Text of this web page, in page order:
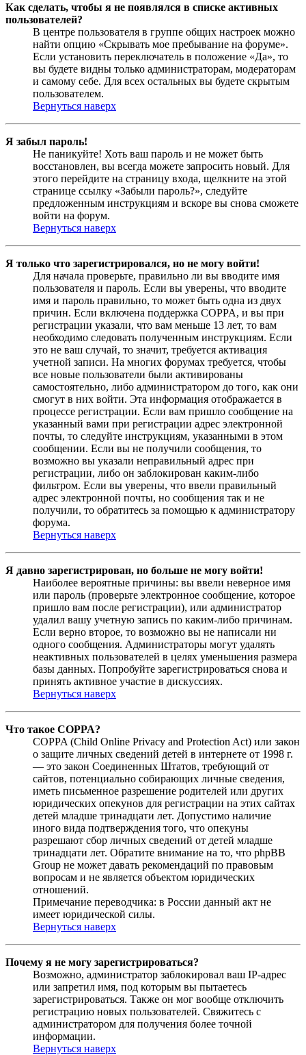
Как сделать, чтобы я не появлялся в списке активных
пользователей?
В центре пользователя в группе общих настроек можно
найти опцию «Скрывать мое пребывание на форуме».
Если установить переключатель в положение «Да», то
вы будете видны только администраторам, модераторам
и самому себе. Для всех остальных вы будете скрытым
пользователем.
Вернуться наверх
Я забыл пароль!
Не паникуйте! Хоть ваш пароль и не может быть
восстановлен, вы всегда можете запросить новый. Для
этого перейдите на страницу входа, щелкните на этой
странице ссылку «Забыли пароль?», следуйте
предложенным инструкциям и вскоре вы снова сможете
войти на форум.
Вернуться наверх
Я только что зарегистрировался, но не могу войти!
Для начала проверьте, правильно ли вы вводите имя
пользователя и пароль. Если вы уверены, что вводите
имя и пароль правильно, то может быть одна из двух
причин. Если включена поддержка COPPA, и вы при
регистрации указали, что вам меньше 13 лет, то вам
необходимо следовать полученным инструкциям. Если
это не ваш случай, то значит, требуется активация
учетной записи. На многих форумах требуется, чтобы
все новые пользователи были активированы
самостоятельно, либо администратором до того, как они
смогут в них войти. Эта информация отображается в
процессе регистрации. Если вам пришло сообщение на
указанный вами при регистрации адрес электронной
почты, то следуйте инструкциям, указанными в этом
сообщении. Если вы не получили сообщения, то
возможно вы указали неправильный адрес при
регистрации, либо он заблокирован каким-либо
фильтром. Если вы уверены, что ввели правильный
адрес электронной почты, но сообщения так и не
получили, то обратитесь за помощью к администратору
форума.
Вернуться наверх
Я давно зарегистрирован, но больше не могу войти!
Наиболее вероятные причины: вы ввели неверное имя
или пароль (проверьте электронное сообщение, которое
пришло вам после регистрации), или администратор
удалил вашу учетную запись по каким-либо причинам.
Если верно второе, то возможно вы не написали ни
одного сообщения. Администраторы могут удалять
неактивных пользователей в целях уменьшения размера
базы данных. Попробуйте зарегистрироваться снова и
принять активное участие в дискуссиях.
Вернуться наверх
Что такое COPPA?
COPPA (Child Online Privacy and Protection Act) или закон
о защите личных сведений детей в интернете от 1998 г.
— это закон Соединенных Штатов, требующий от
сайтов, потенциально собирающих личные сведения,
иметь письменное разрешение родителей или других
юридических опекунов для регистрации на этих сайтах
детей младше тринадцати лет. Допустимо наличие
иного вида подтверждения того, что опекуны
разрешают сбор личных сведений от детей младше
тринадцати лет. Обратите внимание на то, что phpBB
Group не может давать рекомендаций по правовым
вопросам и не является объектом юридических
отношений.
Примечание переводчика: в России данный акт не
имеет юридической силы.
Вернуться наверх
Почему я не могу зарегистрироваться?
Возможно, администратор заблокировал ваш IP-адрес
или запретил имя, под которым вы пытаетесь
зарегистрироваться. Также он мог вообще отключить
регистрацию новых пользователей. Свяжитесь с
администратором для получения более точной
информации.
Вернуться наверх